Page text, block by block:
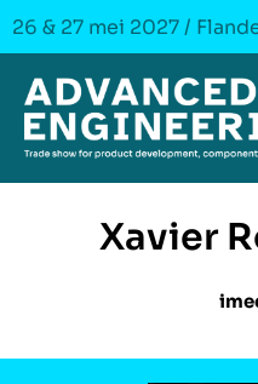
26 & 27 mei 2027 /
Xavier